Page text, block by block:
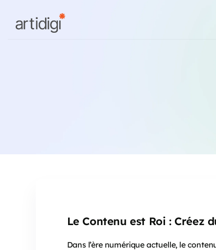
Le Contenu est Roi : Créez
Dans l’ère numérique actuelle, le